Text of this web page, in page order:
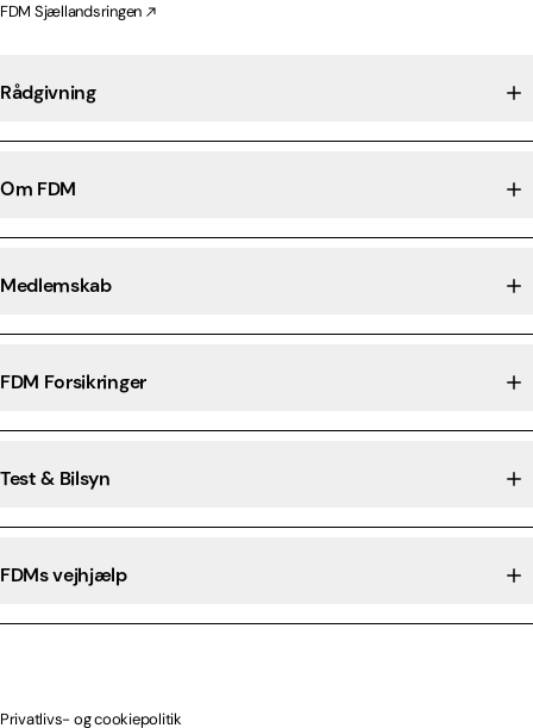
FDM Sjællandsringen
Rådgivning
Om FDM
Medlemskab
FDM Forsikringer
Test & Bilsyn
FDMs vejhjælp
Privatlivs- og cookiepolitik